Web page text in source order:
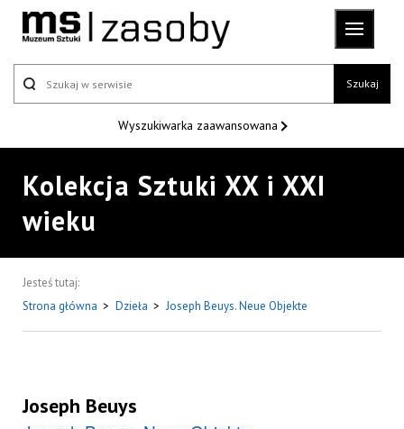
Szukaj
Wyszukiwarka zaawansowana
Kolekcja Sztuki XX i XXI
wieku
Jesteś tutaj:
Strona główna > Dzieła > Joseph Beuys. Neue Objekte
Joseph Beuys